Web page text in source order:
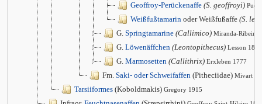
Geoffroy-Perückenaffe (S. geoffroyi)
Weißfußtamarin oder Weißfußaffe (S.
G. Springtamarine (Callimico) Miranda-Ribeiro
G. Löwenäffchen (Leontopithecus) Lesson 1840
G. Marmosetten (Callithrix) Erxleben 1777
Fm. Saki- oder Schweifaffen (Pitheciidae) Mivart
Tarsiiformes (Koboldmakis) Gregory 1915